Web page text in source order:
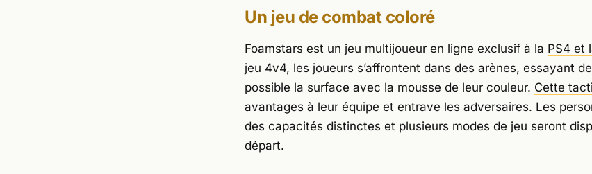
Un jeu de combat coloré
Foamstars est un jeu multijoueur en ligne exclusif à la PS4 et
jeu 4v4, les joueurs s’affrontent dans des arènes, essayant
possible la surface avec la mousse de leur couleur. Cette
avantages à leur équipe et entrave les adversaires. Les
des capacités distinctes et plusieurs modes de jeu seront
départ.